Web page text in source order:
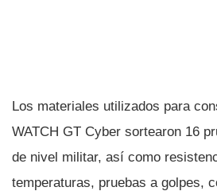
Los materiales utilizados para
WATCH GT Cyber sortearon 16
de nivel militar, así como
temperaturas, pruebas a golpes,